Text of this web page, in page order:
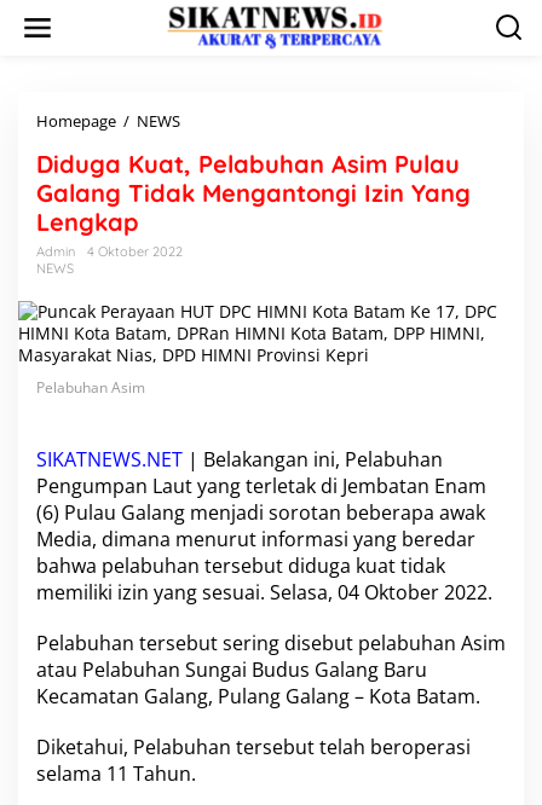
Homepage / NEWS
d
u
g
K
t
,
P
b
h
a
n
s
i
P
u
a
G
a
Diduga Kuat, Pelabuhan Asim Pulau
Galang Tidak Mengantongi Izin Yang
Lengkap
Admin
4 Oktober 2022
NEWS
Pelabuhan Asim
SIKATNEWS.NET | Belakangan ini, Pelabuhan
Pengumpan Laut yang terletak di Jembatan Enam
(6) Pulau Galang menjadi sorotan beberapa awak
Media, dimana menurut informasi yang beredar
bahwa pelabuhan tersebut diduga kuat tidak
memiliki izin yang sesuai. Selasa, 04 Oktober 2022.
Pelabuhan tersebut sering disebut pelabuhan Asim
atau Pelabuhan Sungai Budus Galang Baru
Kecamatan Galang, Pulang Galang – Kota Batam.
Diketahui, Pelabuhan tersebut telah beroperasi
selama 11 Tahun.